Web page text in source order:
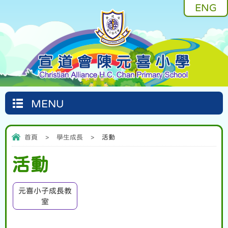
ENG
MENU
首頁 > 學生成長 > 活動
活動
元喜小子成長教
室